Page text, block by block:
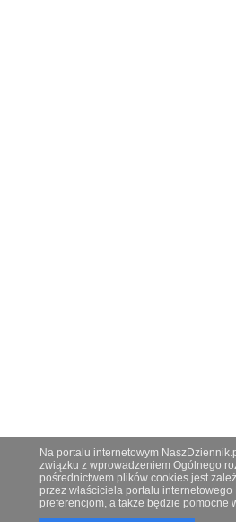
Na portalu internetowym
związku z wprowadzeniem Ogólnego
pośrednictwem plików cookies jest
przez właściciela portalu
preferencjom, a także będzie pomocne